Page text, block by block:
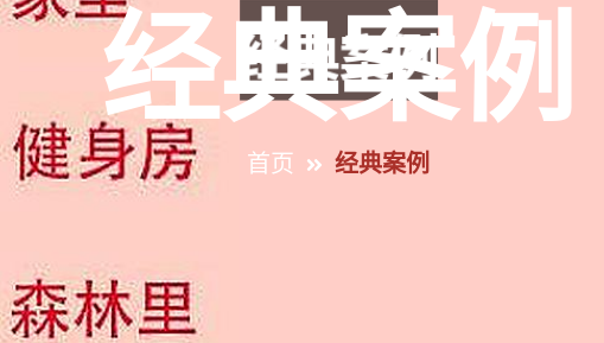
经典案例
首页 经典案例